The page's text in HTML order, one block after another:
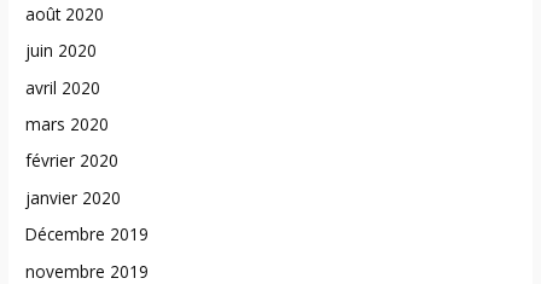
août 2020
juin 2020
avril 2020
mars 2020
février 2020
janvier 2020
Décembre 2019
novembre 2019